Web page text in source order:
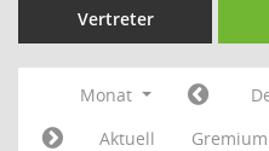
Vertreter
Monat
Aktuell